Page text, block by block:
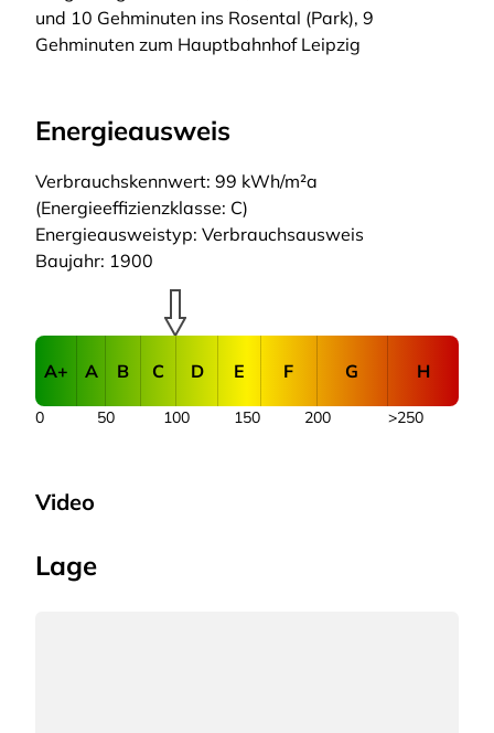
und 10 Gehminuten ins Rosental (Park), 9
Gehminuten zum Hauptbahnhof Leipzig
Energieausweis
Verbrauchskennwert: 99 kWh/m²a
(Energieeffizienzklasse: C)
Energieausweistyp: Verbrauchsausweis
Baujahr: 1900
A+ A B C D E F G H
50 100 150 200
0 >250
Video
Lage